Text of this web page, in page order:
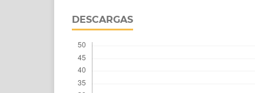
DESCARGAS